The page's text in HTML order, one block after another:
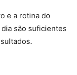
e a rotina do
são suficientes